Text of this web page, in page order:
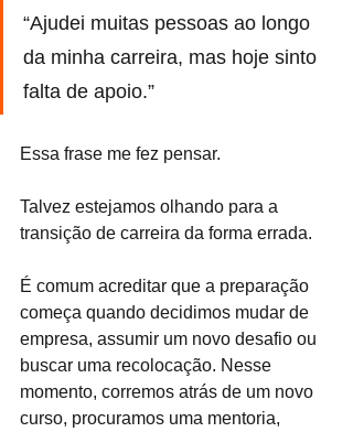
“Ajudei muitas pessoas ao longo
da minha carreira, mas hoje sinto
falta de apoio.”
Essa frase me fez pensar.
Talvez estejamos olhando para a
transição de carreira da forma errada.
É comum acreditar que a preparação
começa quando decidimos mudar de
empresa, assumir um novo desafio ou
buscar uma recolocação. Nesse
momento, corremos atrás de um novo
curso, procuramos uma mentoria,